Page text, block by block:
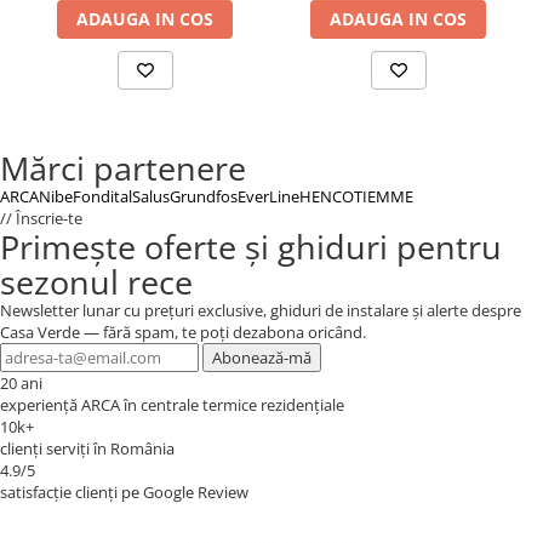
funcției anti-îngheț și folosirea funcției
erogării apei calde chiar cu cereri foarte mici.
Gestiunea centralei, controalele, reglajele,
autodiagnosticarea și siguranțele sunt
asigurate de o electronică digitală de ultimă
generație care arată pe un display luminos
toate funcțiile generatorului. Maximizarea
randamentului și deci reducerea consumului
cer, pe lângă o electronică performantă și
dotarea cu o sonda exterioară care îi asigură
instalației o temperatură minimă de
funcționare, în orice condiții.
Debit termic nominal: 27 KW
ADAUGA IN COS ADAUGA IN COS
Mărci partenere
ARCANibeFonditalSalusGrundfosEverLineHENCOTIEMME
// Înscrie-te
Primește oferte și ghiduri pentru
sezonul rece
Newsletter lunar cu prețuri exclusive, ghiduri de instalare și alerte despre
Casa Verde — fără spam, te poți dezabona oricând.
Abonează-mă
20 ani
experiență ARCA în centrale termice rezidențiale
10k+
clienți serviți în România
4.9/5
satisfacție clienți pe Google Review